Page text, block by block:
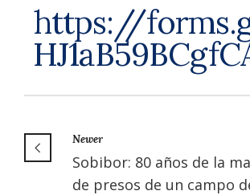
https://
Newer
Sobibor: 80 años de la
de presos de un campo